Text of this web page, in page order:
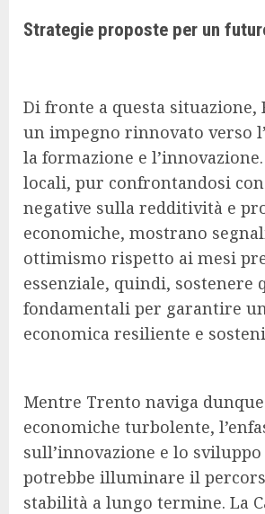
Strategie proposte per un
Di fronte a questa situazione,
un impegno rinnovato verso
la formazione e
locali, pur confrontandosi
negative sulla redditività e
economiche, mostrano
ottimismo rispetto ai mesi
essenziale, quindi, sostenere
fondamentali per garantire
economica resiliente e
Mentre Trento naviga
economiche turbolente,
sull’innovazione e lo
potrebbe illuminare il
stabilità a lungo termine. La